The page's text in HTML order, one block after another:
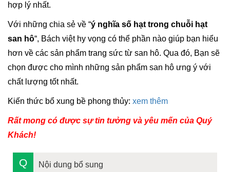
hợp lý nhất.
Với những chia sẻ về “ý nghĩa số hạt trong chuỗi hạt
san hô“, Bách việt hy vọng có thể phần nào giúp bạn hiểu
hơn về các sản phẩm trang sức từ san hô. Qua đó, Bạn sẽ
chọn được cho mình những sản phẩm san hô ưng ý với
chất lượng tốt nhất.
Kiến thức bổ xung bề phong thủy: xem thêm
Rất mong có được sự tin tưởng và yêu mến của Quý
Khách!
Nội dung bổ sung